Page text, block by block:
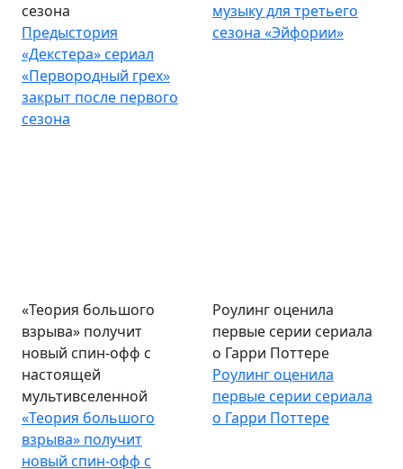
сезона
Предыстория
«Декстера» сериал
«Первородный грех»
закрыт после первого
сезона
музыку для третьего
сезона «Эйфории»
«Теория большого
взрыва» получит
новый спин-офф с
настоящей
мультивселенной
«Теория большого
взрыва» получит
новый спин-офф с
Роулинг оценила
первые серии сериала
о Гарри Поттере
Роулинг оценила
первые серии сериала
о Гарри Поттере